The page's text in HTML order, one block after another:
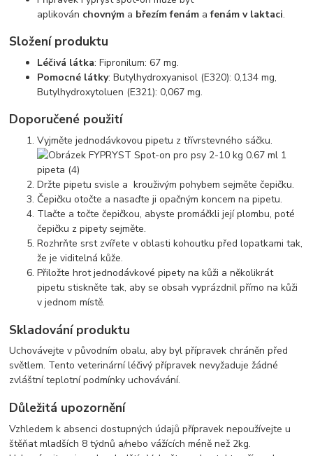
aplikován chovným a březím fenám afenám v laktaci.
Složení produktu
Léčivá látka: Fipronilum: 67 mg.
Pomocné látky: Butylhydroxyanisol (E320): 0,134 mg,
Butylhydroxytoluen (E321): 0,067 mg.
Doporučené použití
Vyjměte jednodávkovou pipetu z třívrstevného sáčku.
Držte pipetu svisle a krouživým pohybem sejměte čepičku.
Čepičku otočte a nasaďte ji opačným koncem na pipetu.
Tlačte a točte čepičkou, abyste promáčkli její plombu, poté
čepičku z pipety sejměte.
Rozhrňte srst zvířete v oblasti kohoutku před lopatkami tak,
že je viditelná kůže.
Přiložte hrot jednodávkové pipety na kůži a několikrát
pipetu stiskněte tak, aby se obsah vyprázdnil přímo na kůži
v jednom místě.
Skladování produktu
Uchovávejte v původním obalu, aby byl přípravek chráněn před
světlem. Tento veterinární léčivý přípravek nevyžaduje žádné
zvláštní teplotní podmínky uchovávání.
Důležitá upozornění
Vzhledem k absenci dostupných údajů přípravek nepoužívejte u
štěňat mladších 8 týdnů a/nebo vážících méně než 2kg.